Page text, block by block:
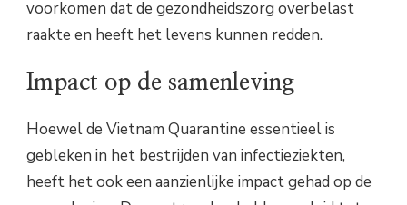
voorkomen dat de gezondheidszorg overbelast
raakte en heeft het levens kunnen redden.
Impact op de samenleving
Hoewel de Vietnam Quarantine essentieel is
gebleken in het bestrijden van infectieziekten,
heeft het ook een aanzienlijke impact gehad op de